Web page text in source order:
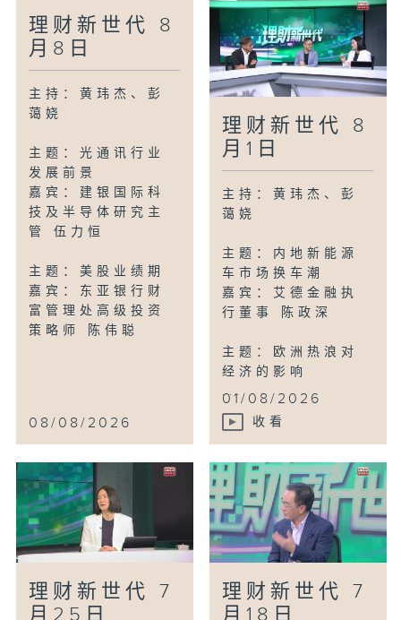
理财新世代 8
月8日
主持：黄玮杰、彭
蔼娆
主题：光通讯行业
发展前景
嘉宾：建银国际科
技及半导体研究主
管 伍力恒
主题：美股业绩期
嘉宾：东亚银行财
富管理处高级投资
策略师 陈伟聪
08/08/2026
理财新世代 8
月1日
主持：黄玮杰、彭
蔼娆
主题：内地新能源
车市场换车潮
嘉宾：艾德金融执
行董事 陈政深
主题：欧洲热浪对
经济的影响
...
01/08/2026
收看
理财新世代 7
月25日
理财新世代 7
月18日